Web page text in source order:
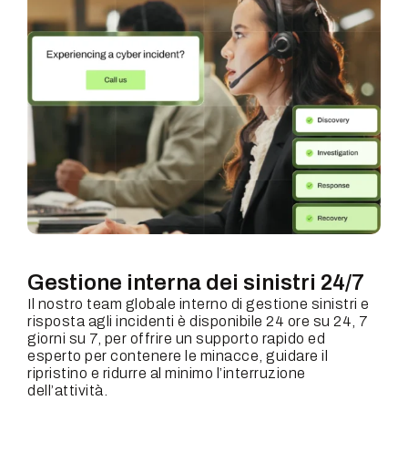
Gestione interna dei sinistri 24/7
Il nostro team globale interno di gestione sinistri e
risposta agli incidenti è disponibile 24 ore su 24, 7
giorni su 7, per offrire un supporto rapido ed
esperto per contenere le minacce, guidare il
ripristino e ridurre al minimo l’interruzione
dell’attività.